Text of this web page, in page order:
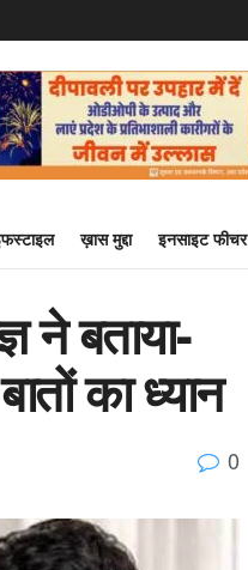
ख़ास मुद्दा इनसाइट फीचर
ने बताया-
का ध्यान
0